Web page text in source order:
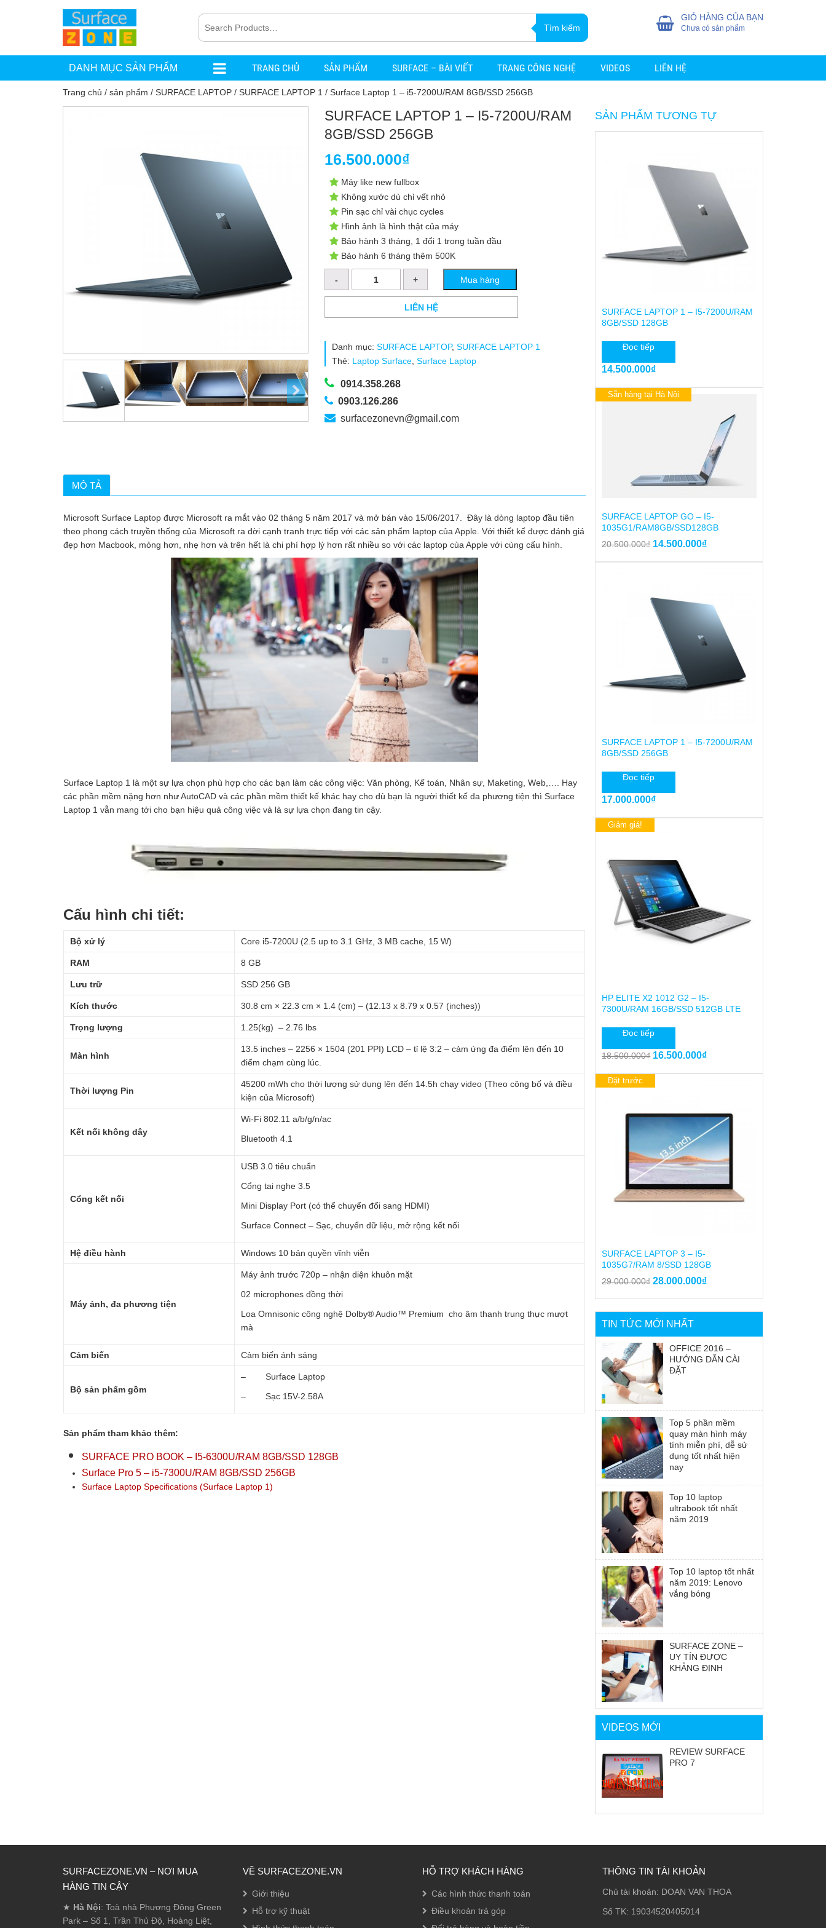
Tìm kiếm
GIỎ HÀNG CỦA BẠN
Chưa có sản phẩm
DANH MỤC SẢN PHẨM TRANG CHỦ SẢN PHẨM SURFACE – BÀI VIẾT TRANG CÔNG NGHỆ VIDEOS LIÊN HỆ
Trang chủ / sản phẩm / SURFACE LAPTOP / SURFACE LAPTOP 1 / Surface Laptop 1 – i5-7200U/RAM 8GB/SSD 256GB
SURFACE LAPTOP 1 – I5-7200U/RAM
8GB/SSD 256GB
16.500.000₫
Máy like new fullbox
Không xước dù chỉ vết nhỏ
Pin sạc chỉ vài chục cycles
Hình ảnh là hình thật của máy
Bảo hành 3 tháng, 1 đổi 1 trong tuần đầu
Bảo hành 6 tháng thêm 500K
Laptop
1
i5-
256GB
số
Mua hàng
LIÊN HỆ
Danh mục: SURFACE LAPTOP, SURFACE LAPTOP 1
Thẻ: Laptop Surface, Surface Laptop
0914.358.268
0903.126.286
surfacezonevn@gmail.com
MÔ TẢ
Microsoft Surface Laptop được Microsoft ra mắt vào 02 tháng 5 năm 2017 và mở bán vào 15/06/2017. Đây là dòng laptop đầu tiên
theo phong cách truyền thống của Microsoft ra đời cạnh tranh trực tiếp với các sản phẩm laptop của Apple. Với thiết kế được đánh giá
đẹp hơn Macbook, mỏng hơn, nhẹ hơn và trên hết là chi phí hợp lý hơn rất nhiều so với các laptop của Apple với cùng cấu hình.
Surface Laptop 1 là một sự lựa chọn phù hợp cho các bạn làm các công việc: Văn phòng, Kế toán, Nhân sự, Maketing, Web,…. Hay
các phần mềm nặng hơn như AutoCAD và các phần mềm thiết kế khác hay cho dù bạn là người thiết kế đa phương tiện thì Surface
Laptop 1 vẫn mang tới cho bạn hiệu quả công việc và là sự lựa chọn đang tin cậy.
Cấu hình chi tiết:
Bộ xử lý Core i5-7200U (2.5 up to 3.1 GHz, 3 MB cache, 15 W)
RAM 8 GB
Lưu trữ SSD 256 GB
Kích thước 30.8 cm × 22.3 cm × 1.4 (cm) – (12.13 x 8.79 x 0.57 (inches))
Trọng lượng 1.25(kg) – 2.76 lbs
Màn hình
13.5 inches – 2256 × 1504 (201 PPI) LCD – tỉ lệ 3:2 – cảm ứng đa điểm lên đến 10
điểm chạm cùng lúc.
Thời lượng Pin
45200 mWh cho thời lượng sử dụng lên đến 14.5h chạy video (Theo công bố và điều
kiện của Microsoft)
Kết nối không dây
Wi-Fi 802.11 a/b/g/n/ac
Bluetooth 4.1
Cổng kết nối
USB 3.0 tiêu chuẩn
Cổng tai nghe 3.5
Mini Display Port (có thể chuyển đổi sang HDMI)
Surface Connect – Sạc, chuyển dữ liệu, mở rộng kết nối
Hệ điều hành Windows 10 bản quyền vĩnh viễn
Máy ảnh, đa phương tiện
Máy ảnh trước 720p – nhận diện khuôn mặt
02 microphones đồng thời
Loa Omnisonic công nghệ Dolby® Audio™ Premium cho âm thanh trung thực mượt
mà
Cảm biến Cảm biến ánh sáng
Bộ sản phẩm gồm
– Surface Laptop
– Sạc 15V-2.58A
Sản phẩm tham khảo thêm:
SURFACE PRO BOOK – I5-6300U/RAM 8GB/SSD 128GB
Surface Pro 5 – i5-7300U/RAM 8GB/SSD 256GB
Surface Laptop Specifications (Surface Laptop 1)
SẢN PHẨM TƯƠNG TỰ
SURFACE LAPTOP 1 – I5-7200U/RAM
8GB/SSD 128GB
Đọc tiếp
14.500.000₫
Sẵn hàng tại Hà Nội
SURFACE LAPTOP GO – I5-
1035G1/RAM8GB/SSD128GB
20.500.000₫ Giá
14.500.000₫Giá
SURFACE LAPTOP 1 – I5-7200U/RAM
8GB/SSD 256GB
Đọc tiếp
17.000.000₫
Giảm giá!
HP ELITE X2 1012 G2 – I5-
7300U/RAM 16GB/SSD 512GB LTE
Đọc tiếp
18.500.000₫ Giá
16.500.000₫Giá
Đặt trước
SURFACE LAPTOP 3 – I5-
1035G7/RAM 8/SSD 128GB
29.000.000₫ Giá
29.000.000₫.
28.000.000₫Giá
TIN TỨC MỚI NHẤT
OFFICE 2016 –
HƯỚNG DẪN CÀI
ĐẶT
Top 5 phần mềm
quay màn hình máy
tính miễn phí, dễ sử
dụng tốt nhất hiện
nay
Top 10 laptop
ultrabook tốt nhất
năm 2019
Top 10 laptop tốt nhất
năm 2019: Lenovo
vắng bóng
SURFACE ZONE –
UY TÍN ĐƯỢC
KHẲNG ĐỊNH
VIDEOS MỚI
REVIEW SURFACE
PRO 7
SURFACEZONE.VN – NƠI MUA
HÀNG TIN CẬY
★ Hà Nội: Toà nhà Phương Đông Green
Park – Số 1, Trần Thủ Độ, Hoàng Liệt,
VỀ SURFACEZONE.VN
Giới thiệu
Hỗ trợ kỹ thuật
HỖ TRỢ KHÁCH HÀNG
Các hình thức thanh toán
Điều khoản trả góp
THÔNG TIN TÀI KHOẢN
Chủ tài khoản: DOAN VAN THOA
Số TK: 19034520405014